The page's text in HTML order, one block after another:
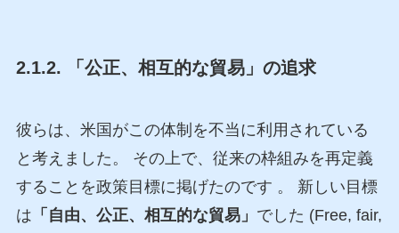
2.1.2. 「公正、相互的な貿易」の追求
彼らは、米国がこの体制を不当に利用されている
と考えました。 その上で、従来の枠組みを再定義
することを政策目標に掲げたのです 。 新しい目標
は 「自由、公正、相互的な貿易」 でした (Free, fair,